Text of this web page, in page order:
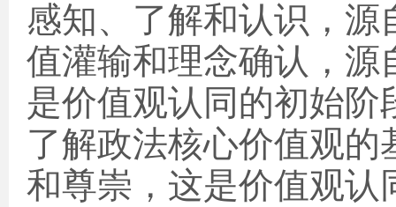
感知、了解和认识，
值灌输和理念确认，源
是价值观认同的初始
了解政法核心价值观
和尊崇，这是价值观认